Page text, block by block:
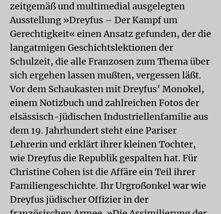
zeitgemäß und multimedial ausgelegten
Ausstellung »Dreyfus – Der Kampf um
Gerechtigkeit« einen Ansatz gefunden, der die
langatmigen Geschichtslektionen der
Schulzeit, die alle Franzosen zum Thema über
sich ergehen lassen mußten, vergessen läßt.
Vor dem Schaukasten mit Dreyfus’ Monokel,
einem Notizbuch und zahlreichen Fotos der
elsässisch-jüdischen Industriellenfamilie aus
dem 19. Jahrhundert steht eine Pariser
Lehrerin und erklärt ihrer kleinen Tochter,
wie Dreyfus die Republik gespalten hat. Für
Christine Cohen ist die Affäre ein Teil ihrer
Familiengeschichte. Ihr Urgroßonkel war wie
Dreyfus jüdischer Offizier in der